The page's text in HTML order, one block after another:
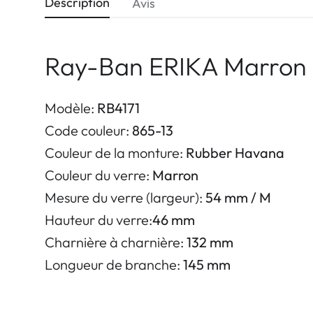
Ray-Ban ERIKA Marron
Modèle: RB4171
Code couleur: 865-13
Couleur de la monture: Rubber Havana
Couleur du verre: Marron
Mesure du verre (largeur): 54 mm / M
Hauteur du verre:46 mm
Charnière à charnière: 132 mm
Longueur de branche: 145 mm